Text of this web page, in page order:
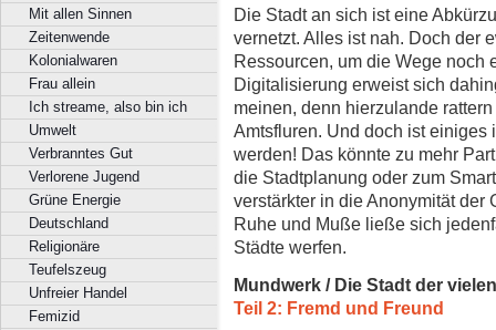
Mit allen Sinnen
Zeitenwende
Kolonialwaren
Frau allein
Ich streame, also bin ich
Umwelt
Verbranntes Gut
Verlorene Jugend
Grüne Energie
Deutschland
Religionäre
Teufelszeug
Unfreier Handel
Femizid
Die Stadt an sich ist eine
vernetzt. Alles ist nah. Doch der
Ressourcen, um die Wege noch
Digitalisierung erweist sich
meinen, denn hierzulande
Amtsfluren. Und doch ist
werden! Das könnte zu mehr
die Stadtplanung oder zum
verstärkter in die Anonymität der
Ruhe und Muße ließe sich
Städte werfen.
Mundwerk / Die Stadt der
Teil 2: Fremd und Freund